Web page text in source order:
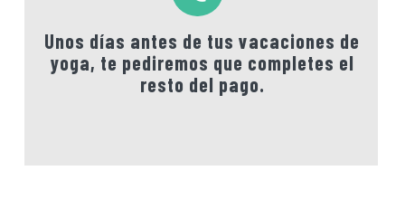
Unos días antes de tus vacaciones de
yoga, te pediremos que completes el
resto del pago.